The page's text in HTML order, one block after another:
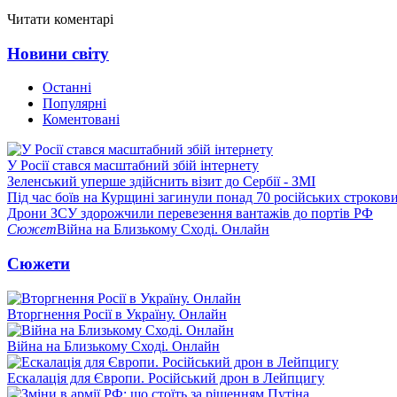
Читати коментарі
Новини світу
Останні
Популярні
Коментовані
У Росії стався масштабний збій інтернету
Зеленський уперше здійснить візит до Сербії - ЗМІ
Під час боїв на Курщині загинули понад 70 російських
Дрони ЗСУ здорожчили перевезення вантажів до портів РФ
СюжетВійна на Близькому Сході. Онлайн
Сюжети
Вторгнення Росії в Україну. Онлайн
Війна на Близькому Сході. Онлайн
Ескалація для Європи. Російський дрон в Лейпцигу